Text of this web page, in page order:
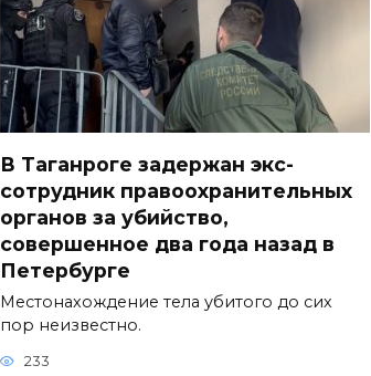
В Таганроге задержан экс-
сотрудник правоохранительных
органов за убийство,
совершенное два года назад в
Петербурге
Местонахождение тела убитого до сих
пор неизвестно.
233